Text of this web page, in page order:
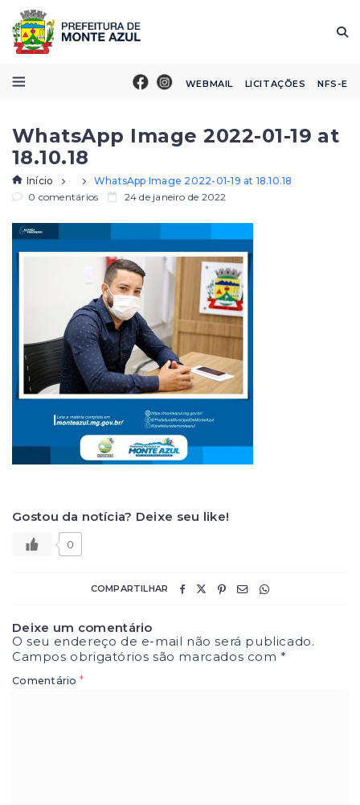
WEBMAIL LICITAÇÕES NFS-E
WhatsApp Image 2022-01-19 at
18.10.18
Início
WhatsApp Image 2022-01-19 at 18.10.18
0 comentários
24 de janeiro de 2022
Gostou da notícia? Deixe seu like!
0
COMPARTILHAR
Deixe um comentário
O seu endereço de e-mail não será publicado.
Campos obrigatórios são marcados com*
Comentário *